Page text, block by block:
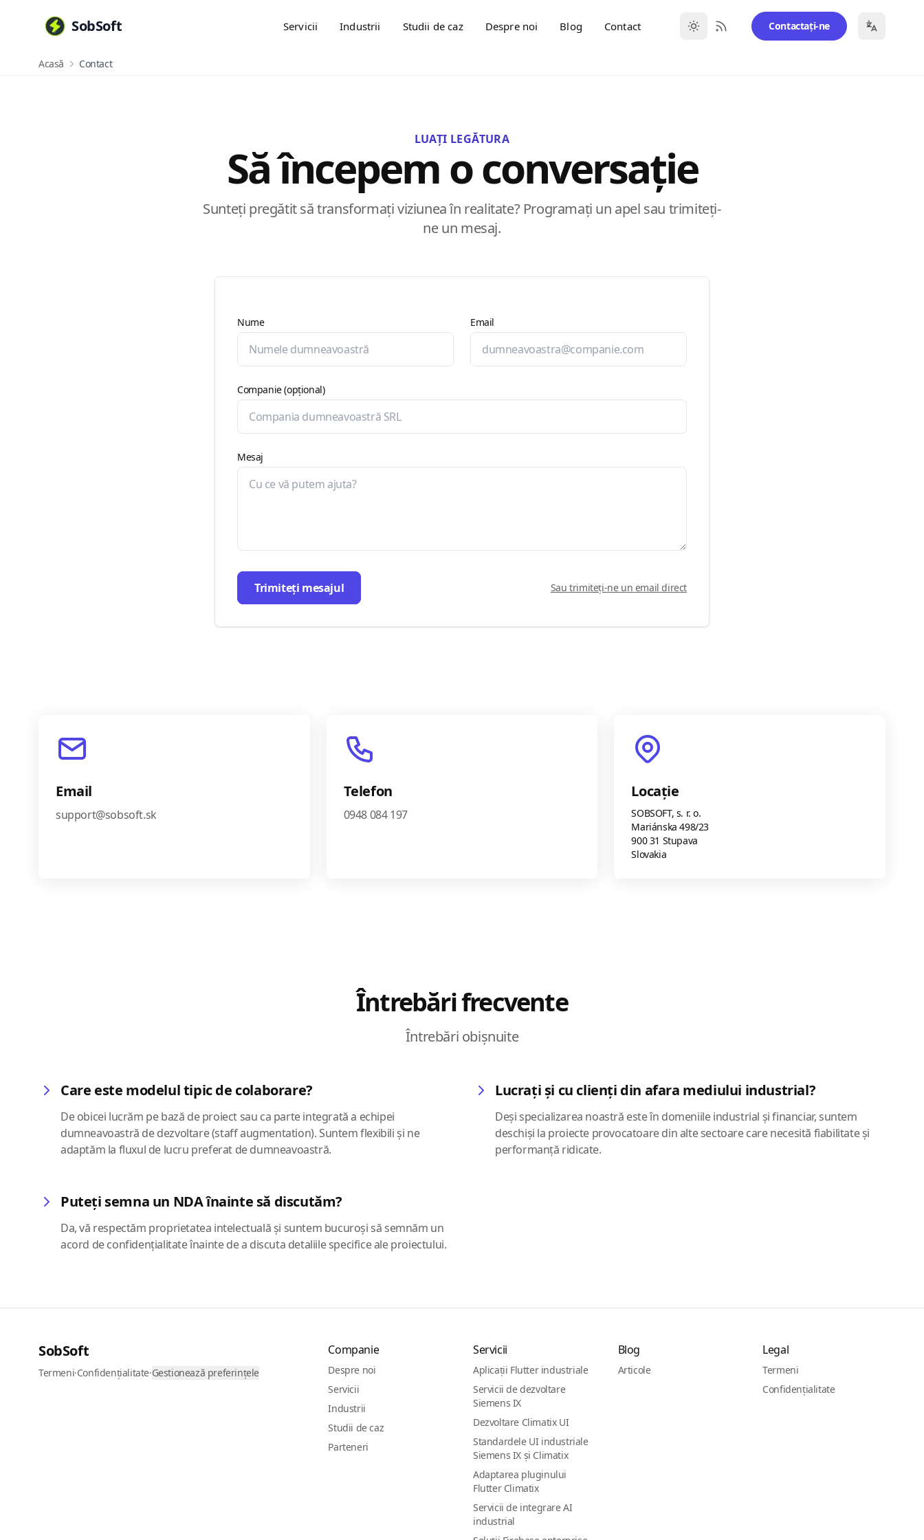
SobSoft Servicii Industrii Studii de caz Despre noi Blog Contact RSS Feed Contactați-ne
Acasă Contact
LUAȚI LEGĂTURA
Să începem o conversație
Sunteți pregătit să transformați viziunea în realitate? Programați un apel sau trimiteți-
ne un mesaj.
Nume Email
Companie (opțional)
Mesaj
Trimiteți mesajul Sau trimiteți-ne un email direct
Email
support@sobsoft.sk
Telefon
0948 084 197
Locație
SOBSOFT, s. r. o.
Mariánska 498/23
900 31 Stupava
Slovakia
Întrebări frecvente
Întrebări obișnuite
Care este modelul tipic de colaborare?
De obicei lucrăm pe bază de proiect sau ca parte integrată a echipei
dumneavoastră de dezvoltare (staff augmentation). Suntem flexibili și ne
adaptăm la fluxul de lucru preferat de dumneavoastră.
Lucrați și cu clienți din afara mediului industrial?
Deși specializarea noastră este în domeniile industrial și financiar, suntem
deschiși la proiecte provocatoare din alte sectoare care necesită fiabilitate și
performanță ridicate.
Puteți semna un NDA înainte să discutăm?
Da, vă respectăm proprietatea intelectuală și suntem bucuroși să semnăm un
acord de confidențialitate înainte de a discuta detaliile specifice ale proiectului.
SobSoft
Termeni·Confidențialitate·Gestionează preferințele
Companie
Despre noi
Servicii
Industrii
Studii de caz
Parteneri
Servicii
Aplicații Flutter industriale
Servicii de dezvoltare
Siemens IX
Dezvoltare Climatix UI
Standardele UI industriale
Siemens IX și Climatix
Adaptarea pluginului
Flutter Climatix
Servicii de integrare AI
industrial
Blog
Articole
Legal
Termeni
Confidențialitate